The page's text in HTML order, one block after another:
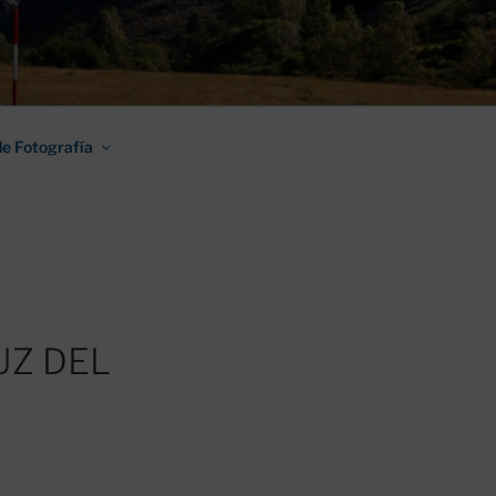
DE
Fotografía
DEL